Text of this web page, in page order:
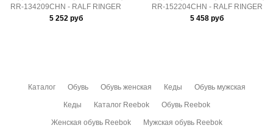
RR-134209CHN - RALF RINGER
5 252руб
RR-152204CHN - RALF RINGER
5 458 руб
Каталог Обувь Обувь женская Кеды Обувь мужская
Кеды Каталог Reebok Обувь Reebok
Женская обувь Reebok Мужская обувь Reebok